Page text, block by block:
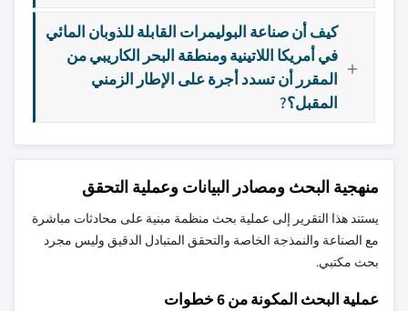
كيف أن صناعة البوليمرات القابلة للذوبان المائي
في أمريكا اللاتينية ومنطقة البحر الكاريبي من
المقرر أن تسدد أجرة على الإطار الزمني
المقبل؟?
منهجية البحث ومصادر البيانات وعملية التحقق
يستند هذا التقرير إلى عملية بحث منظمة مبنية على محادثات مباشرة
مع الصناعة والنمذجة الخاصة والتحقق المتبادل الدقيق وليس مجرد
بحث مكتبي.
عملية البحث المكونة من 6 خطوات